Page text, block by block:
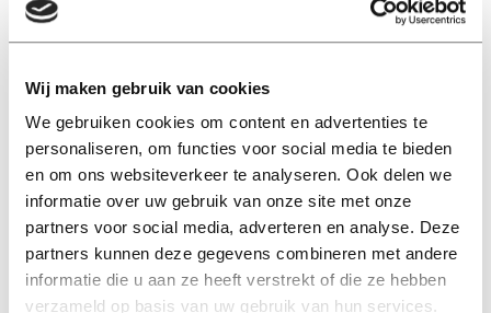
Wij maken gebruik van cookies
We gebruiken cookies om content en advertenties te
personaliseren, om functies voor social media te bieden
en om ons websiteverkeer te analyseren. Ook delen we
informatie over uw gebruik van onze site met onze
partners voor social media, adverteren en analyse. Deze
partners kunnen deze gegevens combineren met andere
informatie die u aan ze heeft verstrekt of die ze hebben
verzameld op basis van uw gebruik van hun services.
dat De Ruijter veel promoties afhandelde, aangezien er
een promotiebonus van 90.000 euro tegenover staat?
6. Erkent u dat de promotiebonus een perverse prikkel
bevat die blijkbaar zelfs tot een “promotiefraude” kan
leiden? Wat gaat u hiertegen ondernemen?
7. Zijn de promoties die onder leiding van De Ruijter tot
stand zijn gekomen, van voldoende kwaliteit? Kan de
Kamer het rapport ontvangen van de externe
commissie die onderzoek heeft gedaan naar de